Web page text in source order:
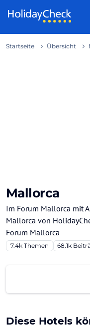
Startseite Übersicht
Mallorca
Im Forum Mallorca mit
Mallorca von
Forum Mallorca
7.4k Themen 68.1k